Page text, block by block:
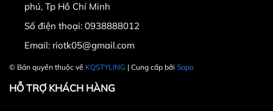
phú, Tp Hồ Chí Minh
Số điện thoại: 0938888012
Email: riotk05@gmail.com
© Bản quyền thuộc về KQSTYLING | Cung cấp bởi Sapo
HỖ TRỢ KHÁCH HÀNG